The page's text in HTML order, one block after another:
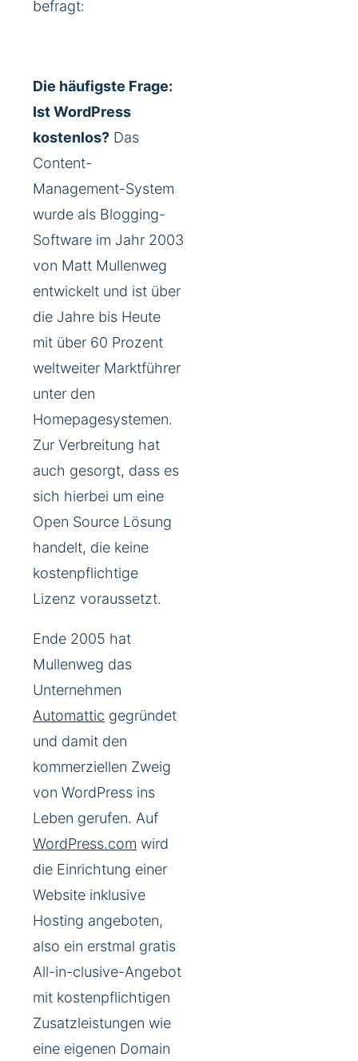
befragt:
Die häufigste Frage:
Ist WordPress
kostenlos? Das
Content-
Management-System
wurde als Blogging-
Software im Jahr 2003
von Matt Mullenweg
entwickelt und ist über
die Jahre bis Heute
mit über 60 Prozent
weltweiter Marktführer
unter den
Homepagesystemen.
Zur Verbreitung hat
auch gesorgt, dass es
sich hierbei um eine
Open Source Lösung
handelt, die keine
kostenpflichtige
Lizenz voraussetzt.
Ende 2005 hat
Mullenweg das
Unternehmen
Automattic gegründet
und damit den
kommerziellen Zweig
von WordPress ins
Leben gerufen. Auf
WordPress.com wird
die Einrichtung einer
Website inklusive
Hosting angeboten,
also ein erstmal gratis
All-in-clusive-Angebot
mit kostenpflichtigen
Zusatzleistungen wie
eine eigenen Domain